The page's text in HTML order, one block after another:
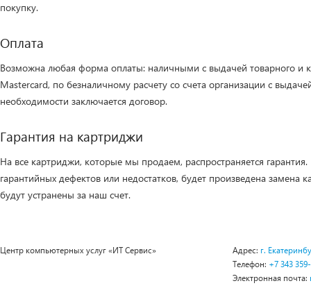
покупку.
Оплата
Возможна любая форма оплаты: наличными с выдачей товарного и
Mastercard, по безналичному расчету со счета организации с
необходимости заключается договор.
Гарантия на картриджи
На все картриджи, которые мы продаем, распространяется
гарантийных дефектов или недостатков, будет произведена замена
будут устранены за наш счет.
Центр компьютерных услуг «ИТ Сервис» Адрес: г.
Телефон: +7 343
Электронная почта: